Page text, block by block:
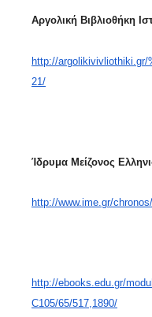
Αργολική Βιβλιοθήκη
http://argolikivivliothiki.gr/
21/
Ίδρυμα Μείζονος
http://www.ime.gr/
http://ebooks.edu.gr/
C105/65/517,1890/